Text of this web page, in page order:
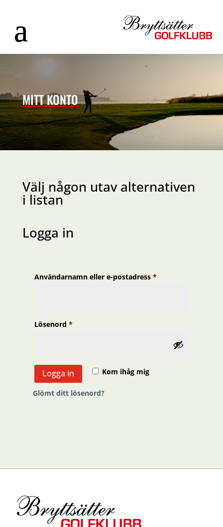
MITT KONTO
Välj någon utav alternativen
i listan
Logga in
Användarnamn eller e-postadress *Obligatoriskt
Lösenord *Obligatoriskt
Kom ihåg mig
Logga in
Glömt ditt lösenord?